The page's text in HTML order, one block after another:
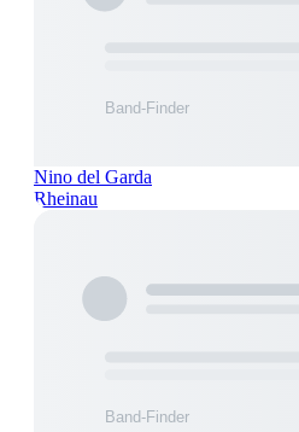
Nino del Garda
Rheinau